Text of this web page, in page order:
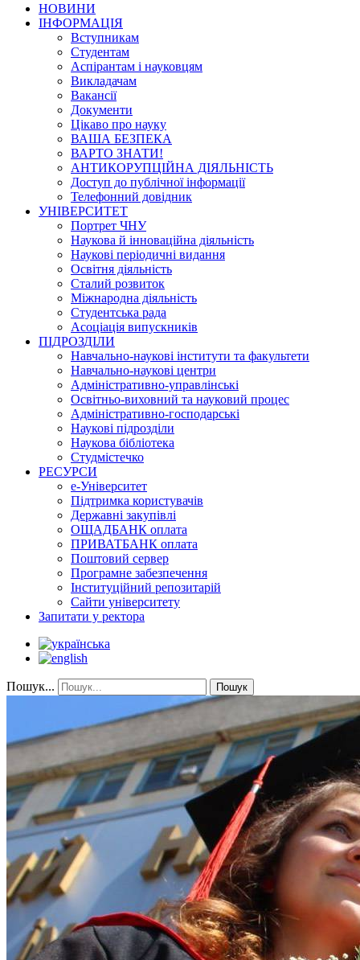
НОВИНИ
ІНФОРМАЦІЯ
Вступникам
Студентам
Аспірантам і науковцям
Викладачам
Вакансії
Документи
Цікаво про науку
ВАША БЕЗПЕКА
ВАРТО ЗНАТИ!
АНТИКОРУПЦІЙНА ДІЯЛЬНІСТЬ
Доступ до публічної інформації
Телефонний довідник
УНІВЕРСИТЕТ
Портрет ЧНУ
Наукова й інноваційна діяльність
Наукові періодичні видання
Освітня діяльність
Сталий розвиток
Міжнародна діяльність
Студентська рада
Асоціація випускників
ПІДРОЗДІЛИ
Навчально-наукові інститути та факультети
Навчально-наукові центри
Адміністративно-управлінські
Освітньо-виховний та науковий процес
Адміністративно-господарські
Наукові підрозділи
Наукова бібліотека
Студмістечко
РЕСУРСИ
е-Університет
Підтримка користувачів
Державні закупівлі
ОЩАДБАНК оплата
ПРИВАТБАНК оплата
Поштовий сервер
Програмне забезпечення
Інституційний репозитарій
Сайти університету
Запитати у ректора
Пошук... Пошук